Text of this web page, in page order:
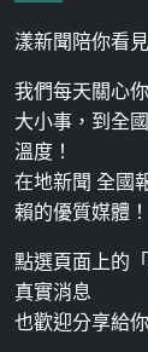
漾新聞陪你看
我們每天關心
大小事，到全
溫度！
在地新聞 全國
賴的優質媒體！
點選頁面上的
真實消息
也歡迎分享給